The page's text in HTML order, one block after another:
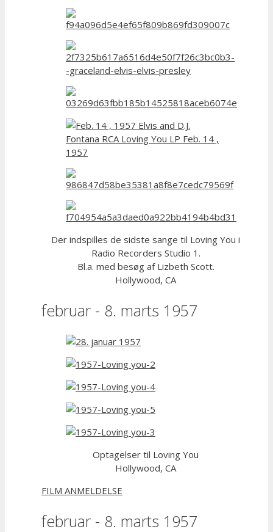
Der indspilles de sidste sange til Loving You i
Radio Recorders Studio 1.
Bl.a. med besøg af Lizbeth Scott.
Hollywood, CA
februar - 8. marts 1957
Optagelser til Loving You
Hollywood, CA
FILM ANMELDELSE
februar - 8. marts 1957